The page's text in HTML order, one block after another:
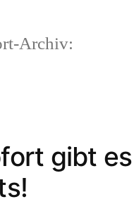
Archiv:
gibt es